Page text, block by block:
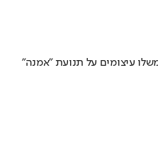
עיצומים על תנועת "אמנה"